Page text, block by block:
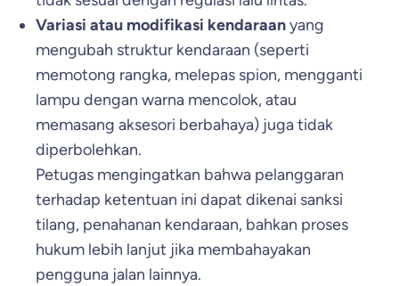
Variasi atau modifikasi kendaraanyang
mengubah struktur kendaraan (seperti
memotong rangka, melepas spion, mengganti
lampu dengan warna mencolok, atau
memasang aksesori berbahaya) juga tidak
diperbolehkan.
Petugas mengingatkan bahwa pelanggaran
terhadap ketentuan ini dapat dikenai sanksi
tilang, penahanan kendaraan, bahkan proses
hukum lebih lanjut jika membahayakan
pengguna jalan lainnya.